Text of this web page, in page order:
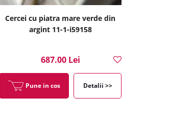
Cercei cu piatra mare verde din
argint 11-1-i59158
687.00 Lei
Pune in cos Detalii >>